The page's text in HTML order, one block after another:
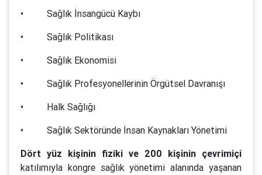
• Sağlık İnsangücü Kaybı
• Sağlık Politikası
• Sağlık Ekonomisi
• Sağlık Profesyonellerinin Örgütsel Davranışı
• Halk Sağlığı
• Sağlık Sektöründe İnsan Kaynakları Yönetimi
Dört yüz kişinin fiziki ve 200 kişinin çevrimiçi
katılımıyla kongre sağlık yönetimi alanında yaşanan